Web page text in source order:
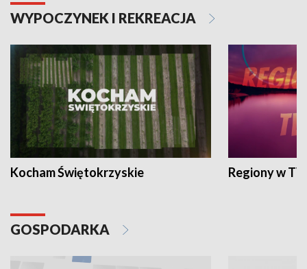
WYPOCZYNEK I REKREACJA
Kocham Świętokrzyskie Regiony w
GOSPODARKA